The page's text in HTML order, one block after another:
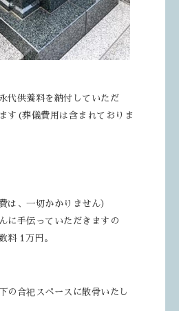
代供養料を納付して いただ
す (葬儀費用は含まれておりま
は、一切かかりません）
に手伝っていただき ますの
料 1万円。
合祀スペースに散骨いたし